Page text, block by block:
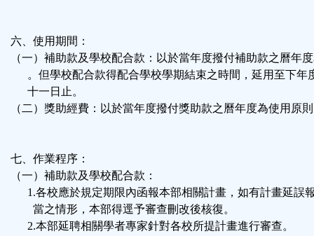
六、使用期間：
（一）補助款及學校配合款：以於當年度撥付補助款之曆年
。但學校配合款得配合學校學期結束之時間，延用至下年
十一日止。
（二）獎助經費：以於當年度撥付獎助款之曆年度為使用原
七、作業程序：
（一）補助款及學校配合款：
1.各校應於規定期限內函報本部相關計畫，如有計畫延誤
當之情形，本部得逕予審查刪改後核復。
2.本部延聘相關學者專家針對各校所提計畫進行審查。